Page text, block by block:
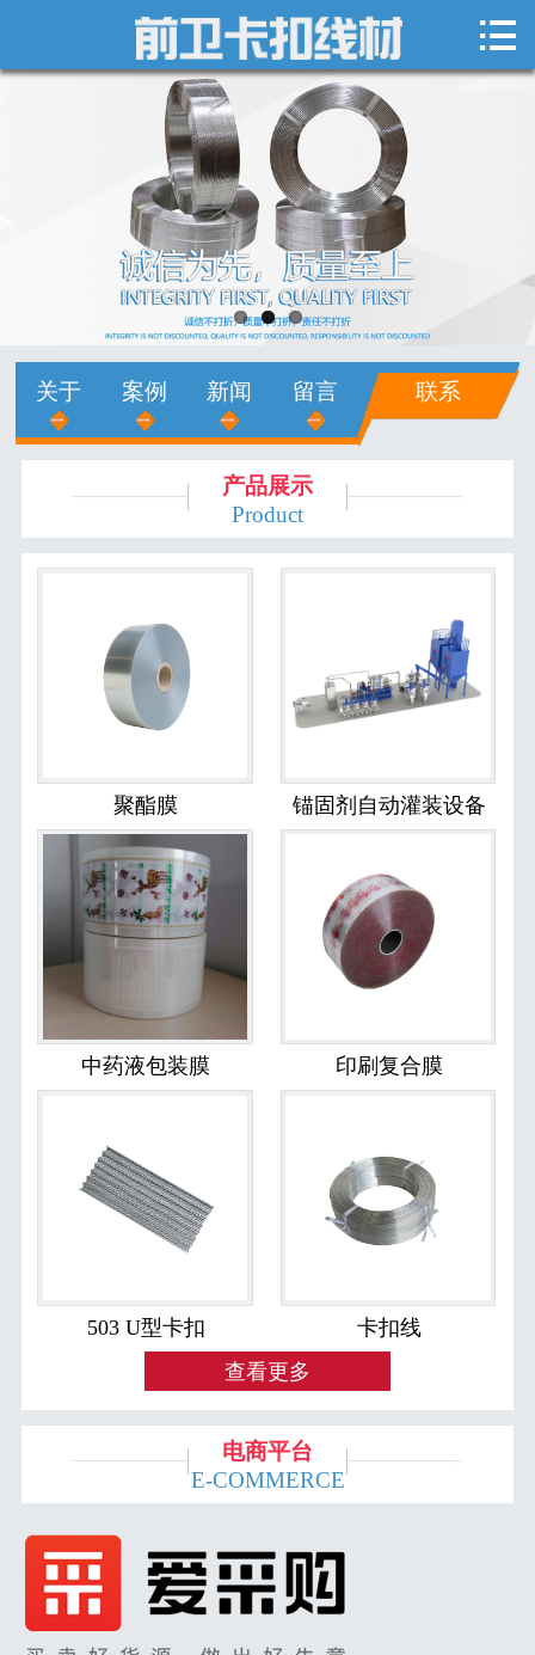
 网站首页
关于我们
新闻中心
产品展示
销售网络
人才招聘
在线留言
联系我们

关于 案例 新闻 留言 联系
产品展示
Product
聚酯膜 锚固剂自动灌装设备
中药液包装膜 印刷复合膜
503 U型卡扣
卡扣线
查看更多
电商平台
E-COMMERCE